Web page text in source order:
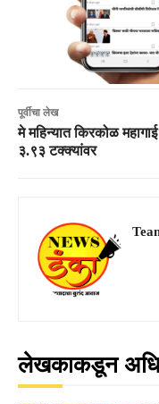
पूर्वीचा लेख
मे महिन्यात किरकोळ
३.९३ टक्क्यांवर
लेखकाकडून